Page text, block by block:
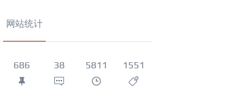
网站统计
686 38 5811 1551